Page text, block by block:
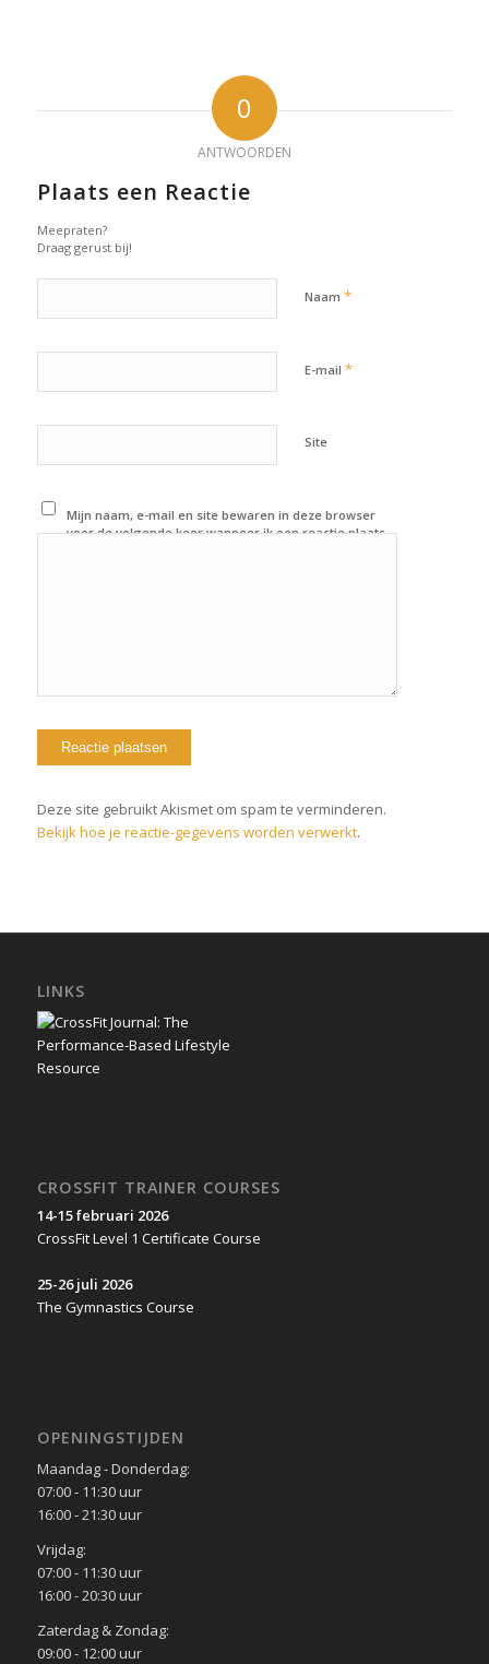
0
ANTWOORDEN
Plaats een Reactie
Meepraten?
Draag gerust bij!
Naam *
E-mail *
Site
Mijn naam, e-mail en site bewaren in deze browser
voor de volgende keer wanneer ik een reactie plaats.
Deze site gebruikt Akismet om spam te verminderen.
Bekijk hoe je reactie-gegevens worden verwerkt.
LINKS
CROSSFIT TRAINER COURSES
14-15 februari 2026
CrossFit Level 1 Certificate Course
25-26 juli 2026
The Gymnastics Course
OPENINGSTIJDEN
Maandag - Donderdag:
07:00 - 11:30 uur
16:00 - 21:30 uur
Vrijdag:
07:00 - 11:30 uur
16:00 - 20:30 uur
Zaterdag & Zondag:
09:00 - 12:00 uur